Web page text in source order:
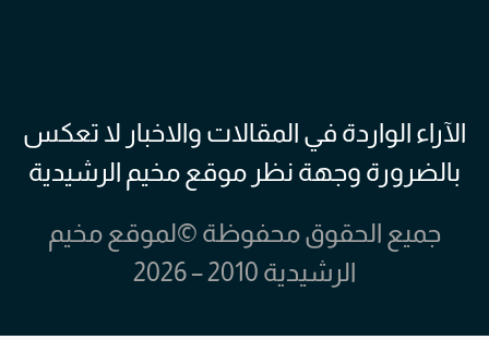
الآراء الواردة في المقالات والاخبار لا تعكس
بالضرورة وجهة نظر موقع مخيم الرشيدية
جميع الحقوق محفوظة ©لموقع مخيم
الرشيدية 2010 – 2026